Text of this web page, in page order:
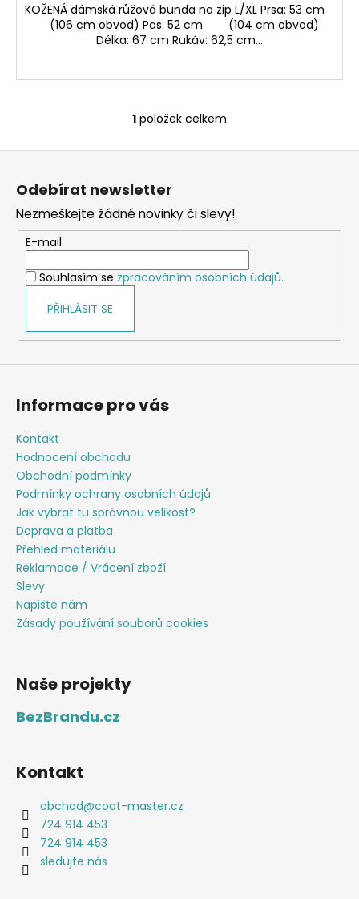
KOŽENÁ dámská růžová bunda na zip L/XL Prsa: 53 cm
(106 cm obvod) Pas: 52 cm (104 cm obvod)
Délka: 67 cm Rukáv: 62,5 cm...
O
v
a
c
í
p
r
y
1 položek celkem
Z
Odebírat newsletter
Nezmeškejte žádné novinky či slevy!
E-mail
Souhlasím se zpracováním osobních údajů.
PŘIHLÁSIT SE
Informace pro vás
Kontakt
Hodnocení obchodu
Obchodní podmínky
Podmínky ochrany osobních údajů
Jak vybrat tu správnou velikost?
Doprava a platba
Přehled materiálu
Reklamace / Vrácení zboží
Slevy
Napište nám
Zásady používání souborů cookies
Naše projekty
BezBrandu.cz
Kontakt
obchod@coat-master.cz
724 914 453
724 914 453
sledujte nás